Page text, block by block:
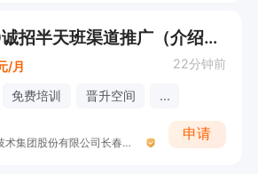
无责底薪1500诚招半天班渠道推广（介绍人员入职公司有奖励）
/月 22分钟前
免费培训 晋升空间 ...
山西凝练生物技术集团股份有限公司长春运营中心
申请